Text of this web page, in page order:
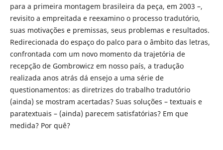
para a primeira montagem brasileira da peça, em 2003 –,
revisito a empreitada e reexamino o processo tradutório,
suas motivações e premissas, seus problemas e resultados.
Redirecionada do espaço do palco para o âmbito das letras,
confrontada com um novo momento da trajetória de
recepção de Gombrowicz em nosso país, a tradução
realizada anos atrás dá ensejo a uma série de
questionamentos: as diretrizes do trabalho tradutório
(ainda) se mostram acertadas? Suas soluções – textuais e
paratextuais – (ainda) parecem satisfatórias? Em que
medida? Por quê?